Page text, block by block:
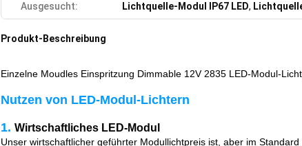
Ausgesucht: Lichtquelle-Modul IP67 LED,
Produkt-Beschreibung
Einzelne Moudles Einspritzung Dimmable 12V 2835 LED-Modul-
Nutzen von LED-Modul-Lichtern
1. Wirtschaftliches LED-Modul
Unser wirtschaftlicher geführter Modullichtpreis ist, aber im